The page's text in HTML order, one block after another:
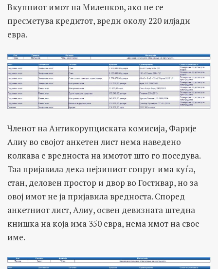
Вкупниот имот на Миленков, ако не се
пресметува кредитот, вреди околу 220 илјади
евра.
Членот на Антикорупциската комисија, Фарије
Алиу во својот анкетен лист нема наведено
колкава е вредноста на имотот што го поседува.
Таа пријавила дека нејзиниот сопруг има куѓа,
стан, деловен простор и двор во Гостивар, но за
овој имот не ја пријавила вредноста. Според
анкетниот лист, Алиу, освен девизната штедна
книшка на која има 350 евра, нема имот на свое
име.